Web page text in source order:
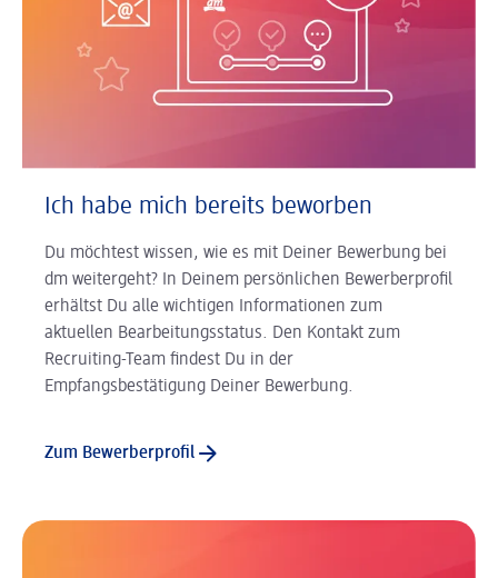
Ich habe mich bereits beworben
Du möchtest wissen, wie es mit Deiner Bewerbung bei
dm weitergeht? In Deinem persönlichen Bewerberprofil
erhältst Du alle wichtigen Informationen zum
aktuellen Bearbeitungsstatus. Den Kontakt zum
Recruiting-Team findest Du in der
Empfangsbestätigung Deiner Bewerbung.
Zum Bewerberprofil